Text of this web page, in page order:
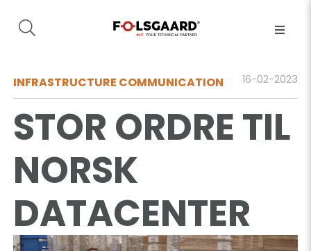
INFRASTRUCTURE COMMUNICATION 16-02-2023
STOR ORDRE TIL
NORSK
DATACENTER